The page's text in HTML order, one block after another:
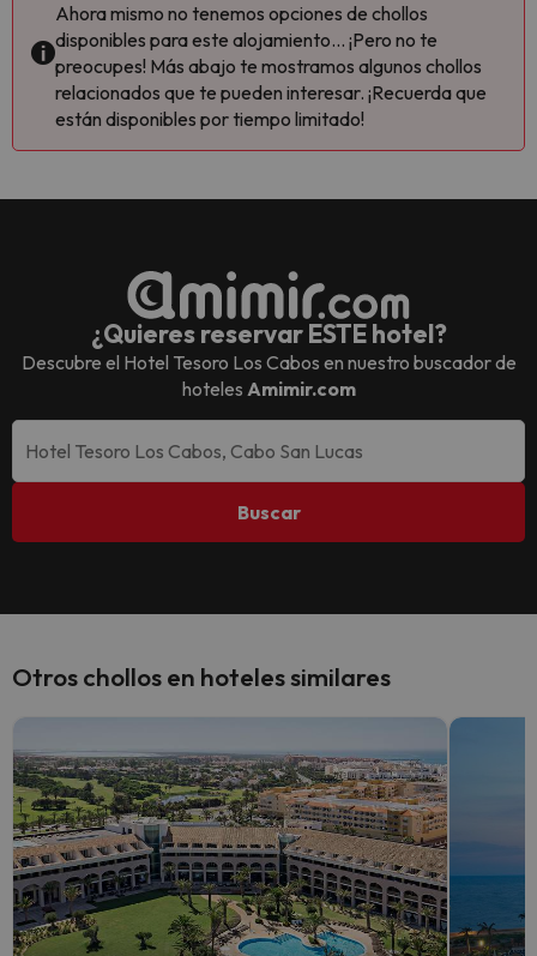
Ahora mismo no tenemos opciones de chollos
disponibles para este alojamiento... ¡Pero no te
preocupes! Más abajo te mostramos algunos chollos
relacionados que te pueden interesar. ¡Recuerda que
están disponibles por tiempo limitado!
¿Quieres reservar ESTE hotel?
Descubre el Hotel Tesoro Los Cabos en nuestro buscador de
hoteles Amimir.com
Buscar
Otros chollos en hoteles similares